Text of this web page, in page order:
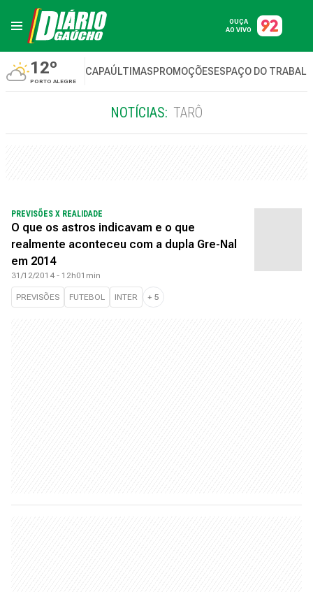
OUÇA
AO VIVO
12º
PORTO ALEGRE
CAPAÚLTIMASPROMOÇÕESESPAÇO DO
NOTÍCIAS: TARÔ
PREVISÕES X REALIDADE
O que os astros indicavam e o que
realmente aconteceu com a dupla Gre-Nal
em 2014
31/12/2014 - 12h01min
PREVISÕES FUTEBOL INTER + 5